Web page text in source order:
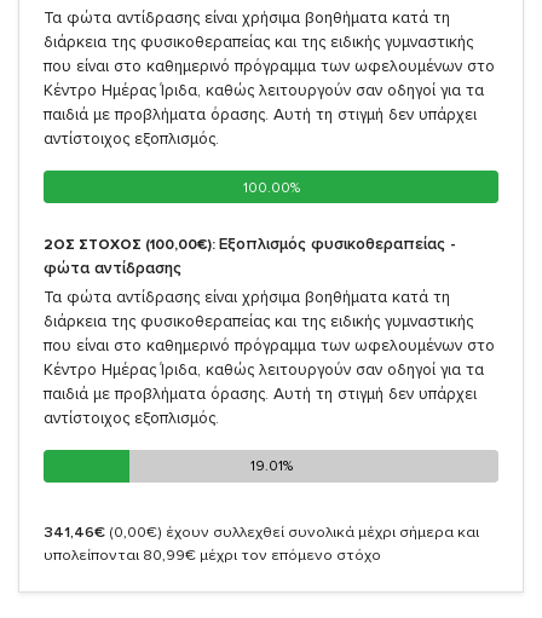
Τα φώτα αντίδρασης είναι χρήσιμα βοηθήματα κατά τη
διάρκεια της φυσικοθεραπείας και της ειδικής γυμναστικής
που είναι στο καθημερινό πρόγραμμα των ωφελουμένων στο
Κέντρο Ημέρας Ίριδα, καθώς λειτουργούν σαν οδηγοί για τα
παιδιά με προβλήματα όρασης. Αυτή τη στιγμή δεν υπάρχει
αντίστοιχος εξοπλισμός.
100.00%
100.00%
2ΟΣ ΣΤΟΧΟΣ (100,00€): Εξοπλισμός φυσικοθεραπείας -
φώτα αντίδρασης
Τα φώτα αντίδρασης είναι χρήσιμα βοηθήματα κατά τη
διάρκεια της φυσικοθεραπείας και της ειδικής γυμναστικής
που είναι στο καθημερινό πρόγραμμα των ωφελουμένων στο
Κέντρο Ημέρας Ίριδα, καθώς λειτουργούν σαν οδηγοί για τα
παιδιά με προβλήματα όρασης. Αυτή τη στιγμή δεν υπάρχει
αντίστοιχος εξοπλισμός.
19.01%
19.01%
341,46€ (0,00€) έχουν συλλεχθεί συνολικά μέχρι σήμερα και
υπολείπονται 80,99€ μέχρι τον επόμενο στόχο